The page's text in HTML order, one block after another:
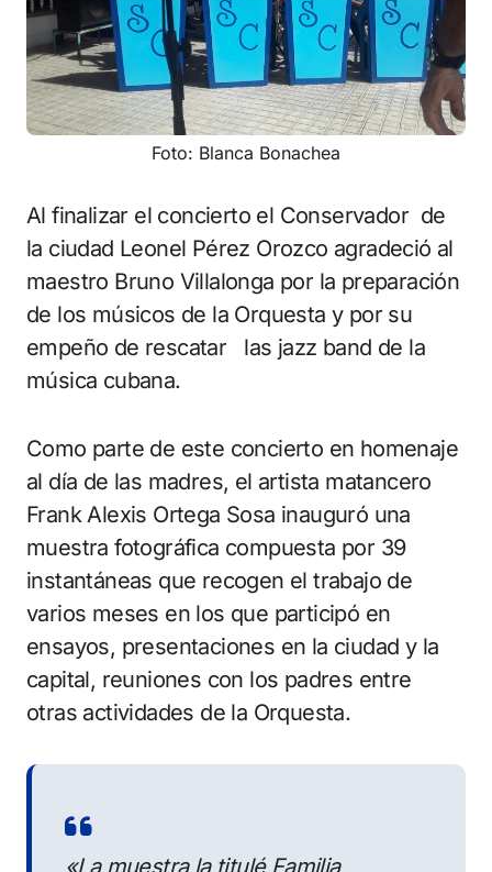
Foto: Blanca Bonachea
Al finalizar el concierto el Conservador de
la ciudad Leonel Pérez Orozco agradeció al
maestro Bruno Villalonga por la preparación
de los músicos de la Orquesta y por su
empeño de rescatar las jazz band de la
música cubana.
Como parte de este concierto en homenaje
al día de las madres, el artista matancero
Frank Alexis Ortega Sosa inauguró una
muestra fotográfica compuesta por 39
instantáneas que recogen el trabajo de
varios meses en los que participó en
ensayos, presentaciones en la ciudad y la
capital, reuniones con los padres entre
otras actividades de la Orquesta.
«La muestra la titulé Familia